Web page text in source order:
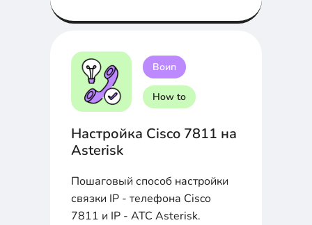
Воип
How to
Настройка Cisco 7811 на
Asterisk
Пошаговый способ настройки
связки IP - телефона Cisco
7811 и IP - АТС Asterisk.